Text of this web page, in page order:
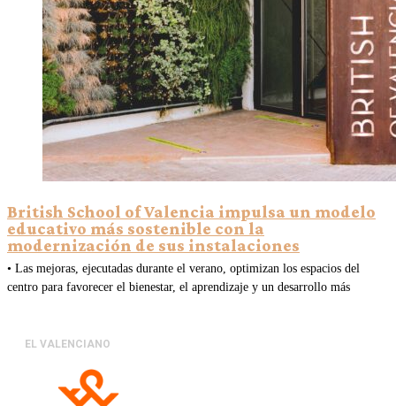
British School of Valencia impulsa un modelo
educativo más sostenible con la
modernización de sus instalaciones
• Las mejoras, ejecutadas durante el verano, optimizan los espacios del
centro para favorecer el bienestar, el aprendizaje y un desarrollo más
EL VALENCIANO